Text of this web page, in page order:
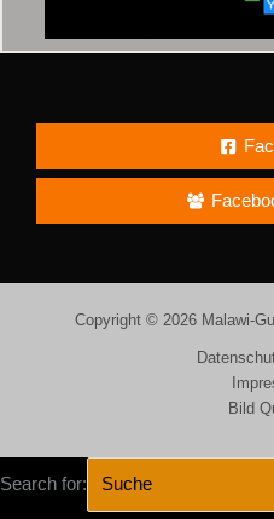
Copyright © 2026 Malawi-
Bild
Search for: